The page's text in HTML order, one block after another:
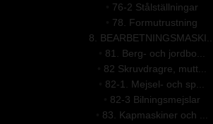
76-2 Stålställningar
78. Formutrustning
8. BEARBETNINGSMASKI...
81. Berg- och jordbo...
82 Skruvdragre, mutt...
82-1. Mejsel- och sp...
82-3 Bilningsmejslar
83. Kapmaskiner och ...